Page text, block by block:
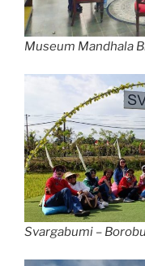
Museum Mandhala
Svargabumi –